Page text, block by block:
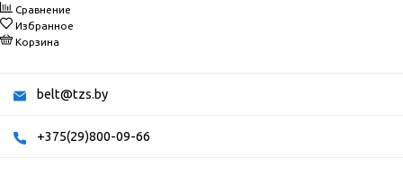
Сравнение
Избранное
Корзина
belt@tzs.by
+375(29)800-09-66